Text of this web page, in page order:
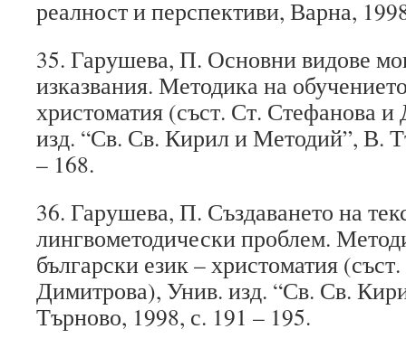
реалност и перспективи, Варна,
35. Гарушева, П. Основни видове
изказвания. Методика на
христоматия (съст. Ст. Стефанова
изд. “Св. Св. Кирил и Методий”, В.
– 168.
36. Гарушева, П. Създаването на
лингвометодически проблем.
български език – христоматия
Димитрова), Унив. изд. “Св. Св.
Търново, 1998, с. 191 – 195.